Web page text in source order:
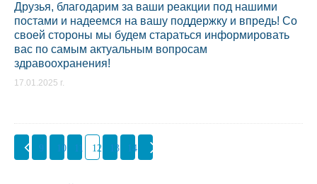
Друзья, благодарим за ваши реакции под нашими
постами и надеемся на вашу поддержку и впредь! Со
своей стороны мы будем стараться информировать
вас по самым актуальным вопросам
здравоохранения!
17.01.2025 г.
9 10 12 13 14